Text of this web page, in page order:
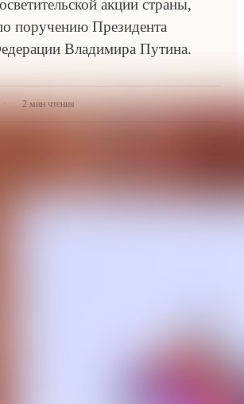
акции страны,
поручению Президента
Владимира Путина.
· 2 мин чтения